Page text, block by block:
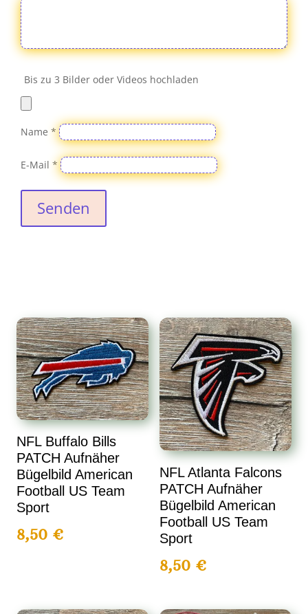
Bis zu 3 Bilder oder Videos hochladen
Name*
E-Mail*
Senden
NFL Buffalo Bills
PATCH Aufnäher
Bügelbild American
Football US Team
Sport
8,50€
NFL Atlanta Falcons
PATCH Aufnäher
Bügelbild American
Football US Team
Sport
8,50 €